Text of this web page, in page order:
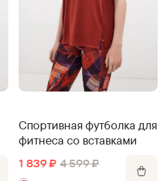
Спортивная футболка для
фитнеса со вставками
1 839 ₽ 4 599 ₽